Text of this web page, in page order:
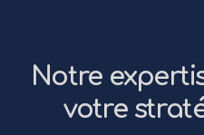
Notre
votre